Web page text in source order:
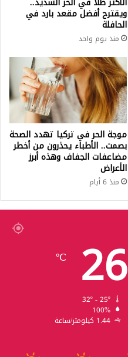
ويقترح أفضل مقعد بارد في
الحافلة
منذ يوم واحد
موجة الحر في تركيا تهدد الصحة
بصمت.. الأطباء يحذرون من أخطر
مضاعفات الجفاف وهذه أبرز
الأعراض
منذ 6 أيام
26
℃
100%
1.44 كيلومتر/ساعة